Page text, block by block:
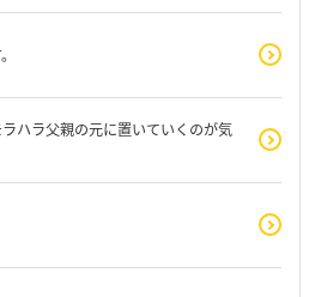
ハラ父親の元に置いていくのが気